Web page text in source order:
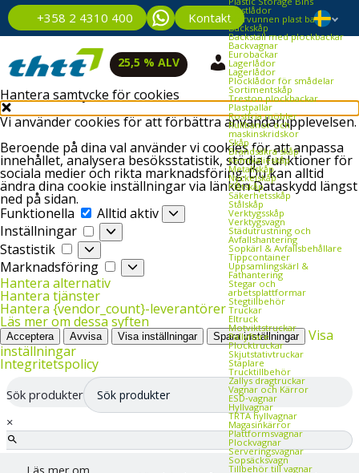
Hantera samtycke för cookies
Vi använder cookies för att förbättra användarupplevelsen.
Beroende på dina val använder vi cookies för att anpassa
innehållet, analysera besöksstatistik, stödja funktioner för
sociala medier och rikta marknadsföring. Du kan alltid
ändra dina cookie inställningar via länken Dataskydd längst
ned på sidan.
Funktionella
Funktionella
Alltid aktiv
Inställningar
Inställningar
Stastistik
Stastistik
Marknadsföring
Marknadsföring
Hantera alternativ
Hantera tjänster
Hantera {vendor_count}-leverantörer
Läs mer om dessa syften
Acceptera Avvisa Visa inställningar Spara inställningar
Visa
inställningar
Integritetspolicy
+358 2 4310 400 Kontakt Plastlådor
Återvunnen plast back
Backskåp
Backställ med plockbackar
Backvagnar
Eurobackar
Lagerlådor
Lagerlådor
Plocklådor för smådelar
Sortimentskåp
Treston plockbackar
Plastpallar
Rostfria möbler
Rullbanor och
maskinskridskor
Skåp
Brandsäkra skåp
Kemikalieskåp
Metallskåp
Nyckelskåp
Plåtskåp
Säkerhetsskåp
Stålskåp
Verktygsskåp
Verktygsvagn
Städutrustning och
Avfallshantering
Sopkärl & Avfallsbehållare
Tippcontainer
Uppsamlingskärl &
Fathantering
Stegar och
arbetsplattformar
Stegtillbehör
Truckar
Eltruck
Motviktstruckar
Pallyftare
Plocktruckar
Skjutstativtruckar
Staplare
Trucktillbehör
Zallys dragtruckar
Vagnar och Kärror
ESD‑vagnar
Hyllvagnar
TRTA hyllvagnar
Magasinkärror
Plattformsvagnar
Plockvagnar
Serveringsvagnar
Sopsäcksvagn
Tillbehör till vagnar
25,5 % ALV
Sök produkter
×